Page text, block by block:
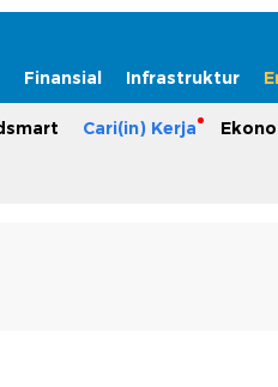
Finansial Infrastruktur
Cari(in) Kerja